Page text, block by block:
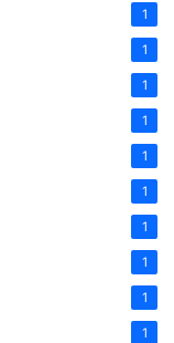
1
1
1
1
1
1
1
1
1
1